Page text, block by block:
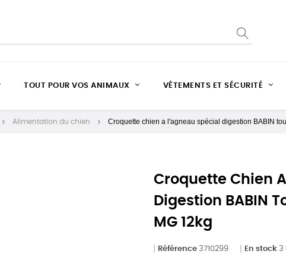
TOUT POUR VOS ANIMAUX VÊTEMENTS ET SÉCURITÉ
Alimentation du chien Croquette chien a l'agneau spécial digestion BABIN
Croquette Chien
Digestion BABIN
MG 12kg
Référence 3710299 En stock 3